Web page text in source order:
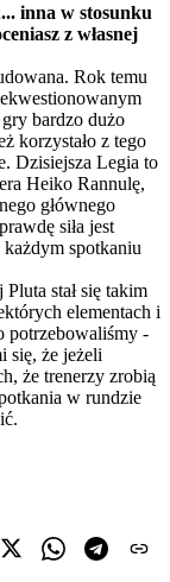
inna w stosunku
z własnej
Rok temu
bardzo dużo
korzystało z tego
Dzisiejsza Legia to
Heiko Rannulę,
głównego
siła jest
spotkaniu
stał się takim
elementach i
potrzebowaliśmy -
się, że jeżeli
że trenerzy zrobią
w rundzie